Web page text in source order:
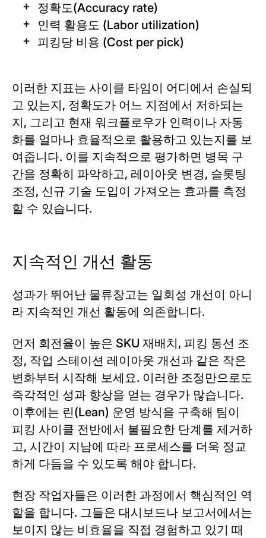
정확도(Accuracy rate)
인력 활용도 (Labor utilization)
피킹당 비용 (Cost per pick)
이러한 지표는 사이클 타임이 어디에서 손실되
고 있는지, 정확도가 어느 지점에서 저하되는
지, 그리고 현재 워크플로우가 인력이나 자동
화를 얼마나 효율적으로 활용하고 있는지를 보
여줍니다. 이를 지속적으로 평가하면 병목 구
간을 정확히 파악하고, 레이아웃 변경, 슬롯팅
조정, 신규 기술 도입이 가져오는 효과를 측정
할 수 있습니다.
지속적인 개선 활동
성과가 뛰어난 물류창고는 일회성 개선이 아니
라 지속적인 개선 활동에 의존합니다.
먼저 회전율이 높은 SKU 재배치, 피킹 동선 조
정, 작업 스테이션 레이아웃 개선과 같은 작은
변화부터 시작해 보세요. 이러한 조정만으로도
즉각적인 성과 향상을 얻는 경우가 많습니다.
이후에는 린(Lean) 운영 방식을 구축해 팀이
피킹 사이클 전반에서 불필요한 단계를 제거하
고, 시간이 지남에 따라 프로세스를 더욱 정교
하게 다듬을 수 있도록 해야 합니다.
현장 작업자들은 이러한 과정에서 핵심적인 역
할을 합니다. 그들은 대시보드나 보고서에서는
보이지 않는 비효율을 직접 경험하고 있기 때